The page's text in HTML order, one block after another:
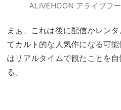
ALIVEHOON アライブフ
まぁ、これは後に配信かレン
てカルト的な人気作になる可
はリアルタイムで観たことを
る。